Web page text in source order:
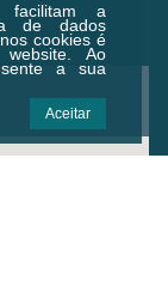
facilitam a
de dados
cookies é
website. Ao
a sua
Aceitar